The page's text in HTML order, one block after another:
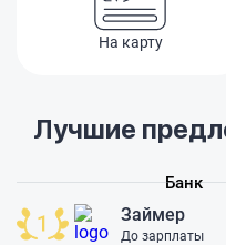
На карту
Лучшие
Банк
Займер
До зарплаты